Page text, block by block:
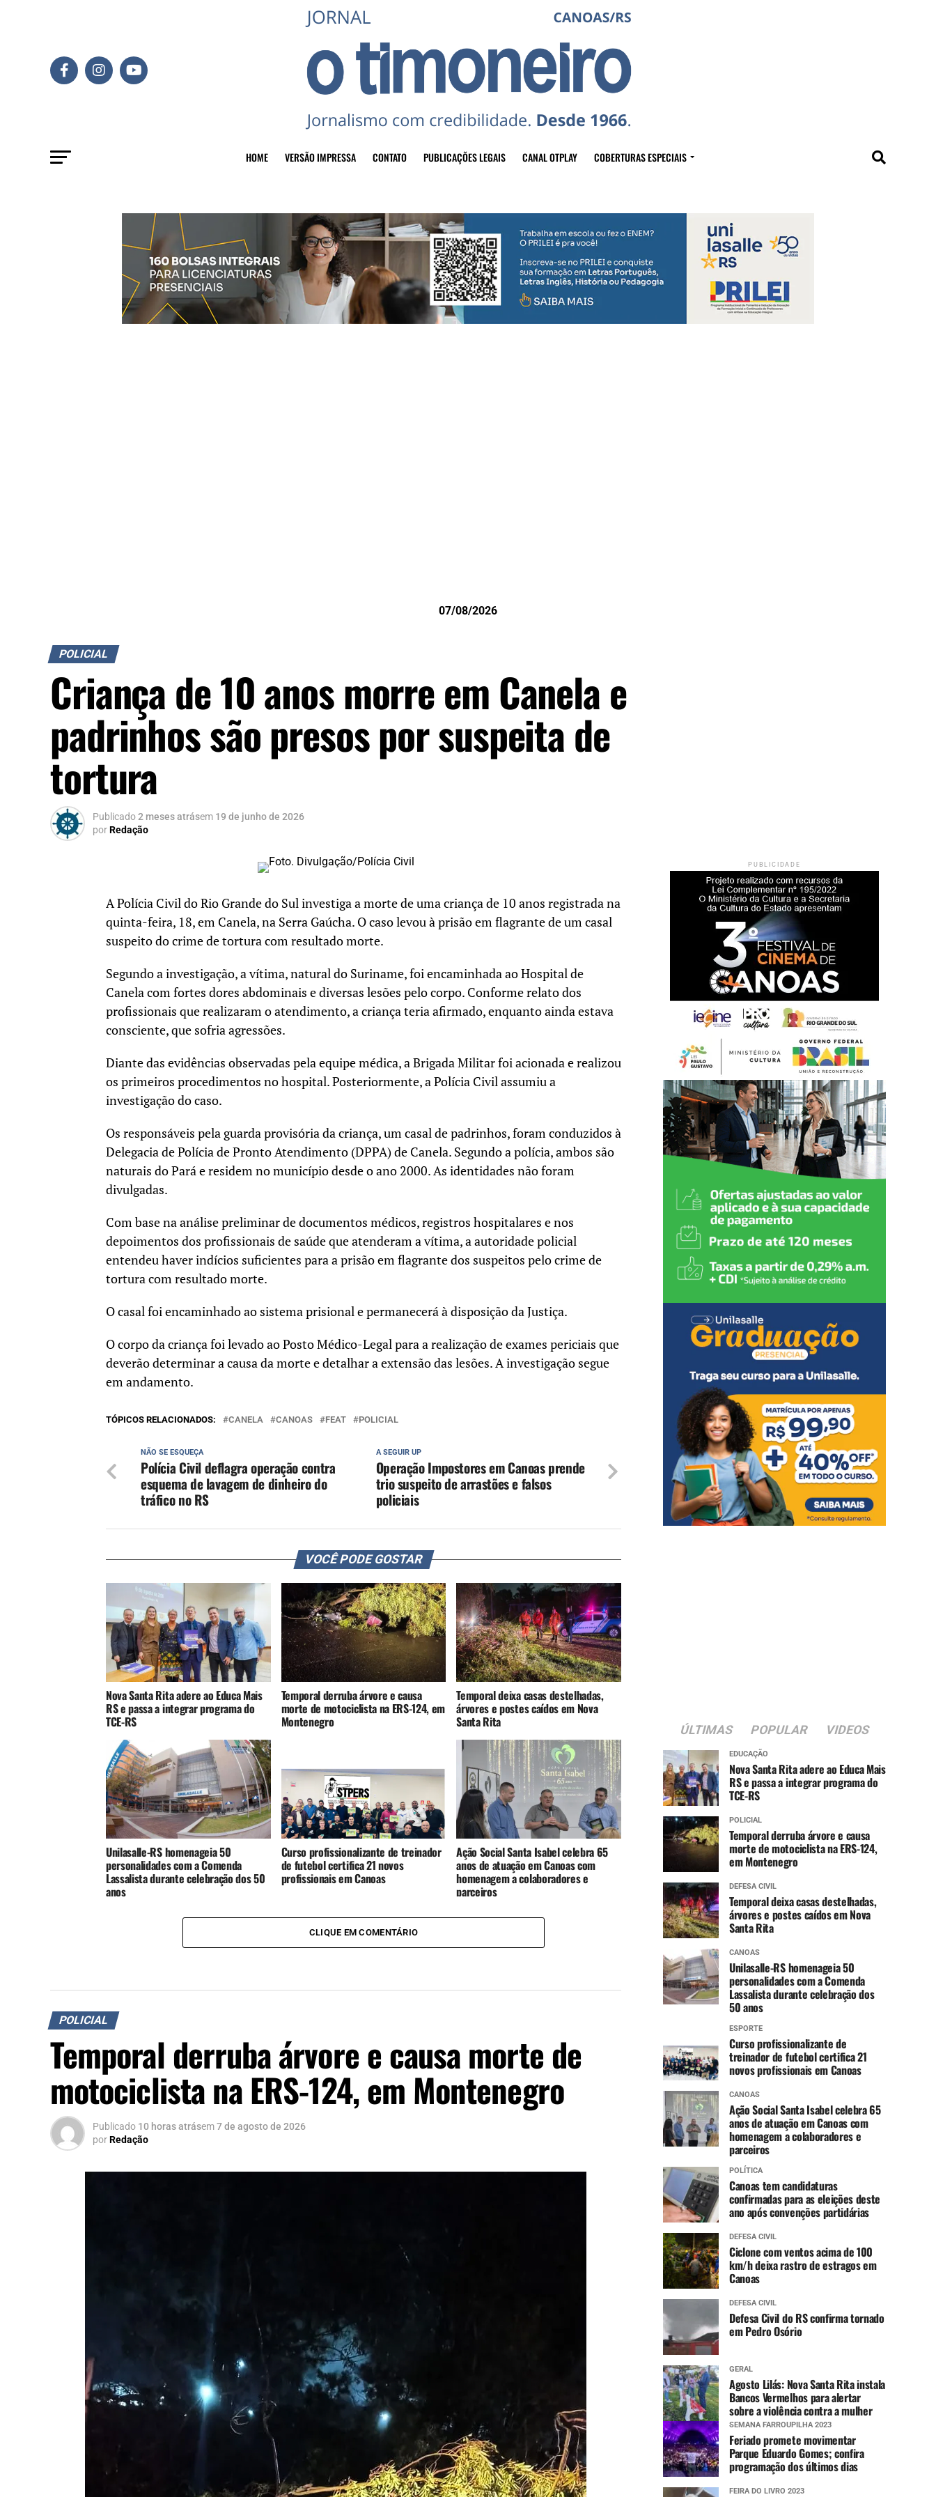
HOME VERSÃO IMPRESSA CONTATO PUBLICAÇÕES LEGAIS CANAL OTPLAY COBERTURAS ESPECIAIS
07/08/2026
POLICIAL
Criança de 10 anos morre em Canela e
padrinhos são presos por suspeita de
tortura
Publicado2 meses atrásem 19 de junho de 2026
porRedação
A Polícia Civil do Rio Grande do Sul investiga a morte de uma criança de 10 anos registrada na
quinta-feira, 18, em Canela, na Serra Gaúcha. O caso levou à prisão em flagrante de um casal
suspeito do crime de tortura com resultado morte.
Segundo a investigação, a vítima, natural do Suriname, foi encaminhada ao Hospital de
Canela com fortes dores abdominais e diversas lesões pelo corpo. Conforme relato dos
profissionais que realizaram o atendimento, a criança teria afirmado, enquanto ainda estava
consciente, que sofria agressões.
Diante das evidências observadas pela equipe médica, a Brigada Militar foi acionada e realizou
os primeiros procedimentos no hospital. Posteriormente, a Polícia Civil assumiu a
investigação do caso.
Os responsáveis pela guarda provisória da criança, um casal de padrinhos, foram conduzidos à
Delegacia de Polícia de Pronto Atendimento (DPPA) de Canela. Segundo a polícia, ambos são
naturais do Pará e residem no município desde o ano 2000. As identidades não foram
divulgadas.
Com base na análise preliminar de documentos médicos, registros hospitalares e nos
depoimentos dos profissionais de saúde que atenderam a vítima, a autoridade policial
entendeu haver indícios suficientes para a prisão em flagrante dos suspeitos pelo crime de
tortura com resultado morte.
O casal foi encaminhado ao sistema prisional e permanecerá à disposição da Justiça.
O corpo da criança foi levado ao Posto Médico-Legal para a realização de exames periciais que
deverão determinar a causa da morte e detalhar a extensão das lesões. A investigação segue
em andamento.
TÓPICOS RELACIONADOS: CANELA CANOAS FEAT POLICIAL
A SEGUIR UP
Operação Impostores em Canoas prende
trio suspeito de arrastões e falsos
policiais
NÃO SE ESQUEÇA
Polícia Civil deflagra operação contra
esquema de lavagem de dinheiro do
tráfico no RS
VOCÊ PODE GOSTAR
Nova Santa Rita adere ao Educa Mais
RS e passa a integrar programa do
TCE-RS
Temporal derruba árvore e causa
morte de motociclista na ERS-124, em
Montenegro
Temporal deixa casas destelhadas,
árvores e postes caídos em Nova
Santa Rita
Unilasalle-RS homenageia 50
personalidades com a Comenda
Lassalista durante celebração dos 50
anos
Curso profissionalizante de treinador
de futebol certifica 21 novos
profissionais em Canoas
Ação Social Santa Isabel celebra 65
anos de atuação em Canoas com
homenagem a colaboradores e
parceiros
CLIQUE EM COMENTÁRIO
POLICIAL
Temporal derruba árvore e causa morte de
motociclista na ERS-124, em Montenegro
Publicado 10 horas atrásem7 de agosto de 2026
porRedação
PUBLICIDADE
ÚLTIMAS POPULAR VIDEOS
EDUCAÇÃO
Nova Santa Rita adere ao Educa Mais
RS e passa a integrar programa do
TCE-RS
POLICIAL
Temporal derruba árvore e causa
morte de motociclista na ERS-124,
em Montenegro
DEFESA CIVIL
Temporal deixa casas destelhadas,
árvores e postes caídos em Nova
Santa Rita
CANOAS
Unilasalle-RS homenageia 50
personalidades com a Comenda
Lassalista durante celebração dos
50 anos
ESPORTE
Curso profissionalizante de
treinador de futebol certifica 21
novos profissionais em Canoas
CANOAS
Ação Social Santa Isabel celebra 65
anos de atuação em Canoas com
homenagem a colaboradores e
parceiros
POLÍTICA
Canoas tem candidaturas
confirmadas para as eleições deste
ano após convenções partidárias
DEFESA CIVIL
Ciclone com ventos acima de 100
km/h deixa rastro de estragos em
Canoas
DEFESA CIVIL
Defesa Civil do RS confirma tornado
em Pedro Osório
GERAL
Agosto Lilás: Nova Santa Rita instala
Bancos Vermelhos para alertar
sobre a violência contra a mulher
SEMANA FARROUPILHA 2023
Feriado promete movimentar
Parque Eduardo Gomes; confira
programação dos últimos dias
FEIRA DO LIVRO 2023